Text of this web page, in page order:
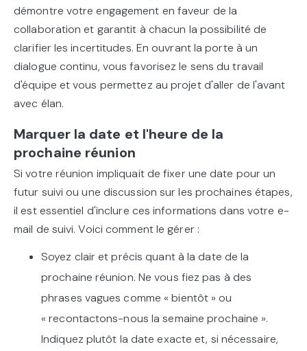
démontre votre engagement en faveur de la
collaboration et garantit à chacun la possibilité de
clarifier les incertitudes. En ouvrant la porte à un
dialogue continu, vous favorisez le sens du travail
d'équipe et vous permettez au projet d'aller de l'avant
avec élan.
Marquer la date et l'heure de la
prochaine réunion
Si votre réunion impliquait de fixer une date pour un
futur suivi ou une discussion sur les prochaines étapes,
il est essentiel d'inclure ces informations dans votre e-
mail de suivi. Voici comment le gérer :
Soyez clair et précis quant à la date de la
prochaine réunion. Ne vous fiez pas à des
phrases vagues comme « bientôt » ou
« recontactons-nous la semaine prochaine ».
Indiquez plutôt la date exacte et, si nécessaire,